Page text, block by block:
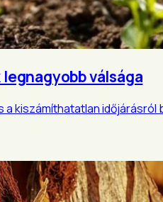
válsága
a kiszámíthatatlan